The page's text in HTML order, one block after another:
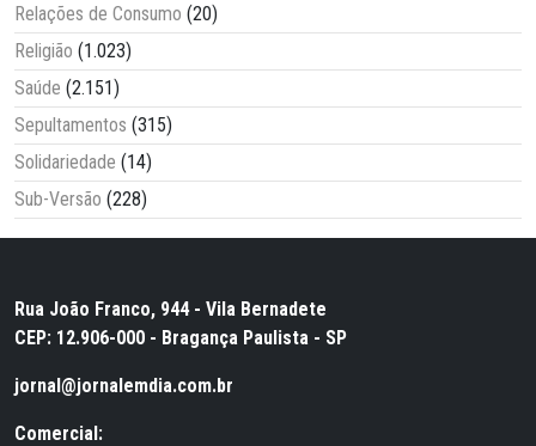
Relações de Consumo (20)
Religião (1.023)
Saúde (2.151)
Sepultamentos (315)
Solidariedade (14)
Sub-Versão (228)
Rua João Franco, 944 - Vila Bernadete
CEP: 12.906-000 - Bragança Paulista - SP
jornal@jornalemdia.com.br
Comercial: